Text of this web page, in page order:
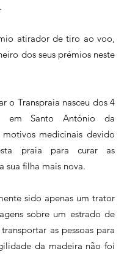
atirador de tiro ao voo,
dos seus prémios neste
o Transpraia nasceu dos 4
em Santo António da
medicinais devido
praia para curar as
sua filha mais nova.
sido apenas um trator
sobre um estrado de
as pessoas para
da madeira não foi